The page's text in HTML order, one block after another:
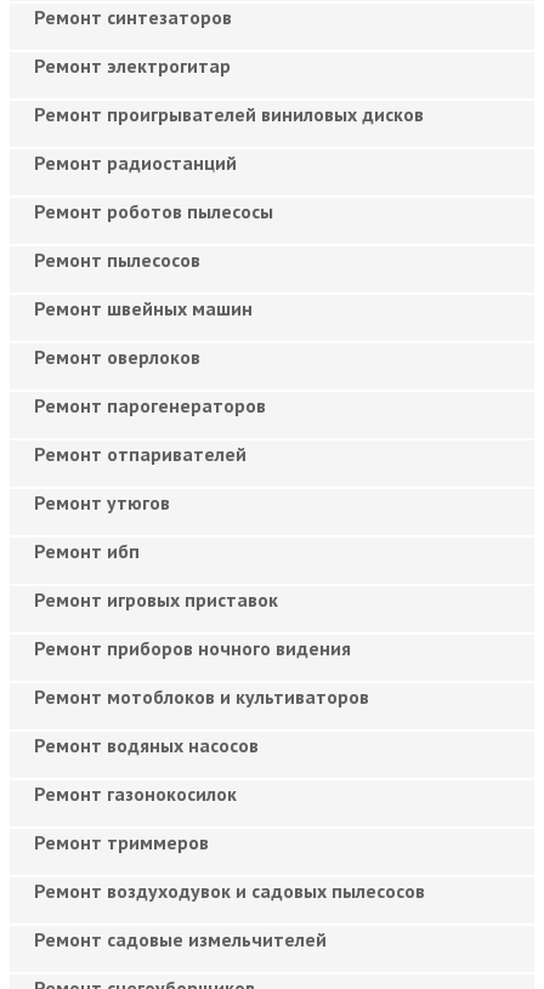
Ремонт синтезаторов
Ремонт электрогитар
Ремонт проигрывателей виниловых дисков
Ремонт радиостанций
Ремонт роботов пылесосы
Ремонт пылесосов
Ремонт швейных машин
Ремонт оверлоков
Ремонт парогенераторов
Ремонт отпаривателей
Ремонт утюгов
Ремонт ибп
Ремонт игровых приставок
Ремонт приборов ночного видения
Ремонт мотоблоков и культиваторов
Ремонт водяных насосов
Ремонт газонокосилок
Ремонт триммеров
Ремонт воздуходувок и садовых пылесосов
Ремонт садовые измельчителей